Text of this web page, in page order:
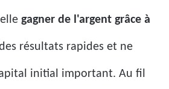
gagner de l'argent grâce à
résultats rapides et ne
initial important. Au fil